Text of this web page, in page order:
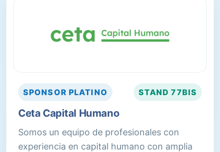
SPONSOR PLATINO STAND77BIS
Ceta Capital Humano
Somos un equipo de profesionales con
experiencia en capital humano con amplia